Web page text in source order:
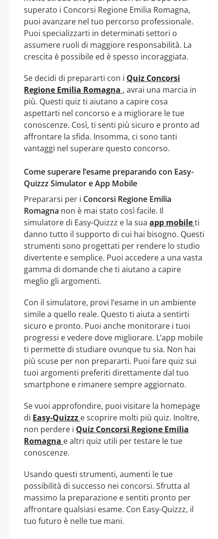
superato i Concorsi Regione Emilia Romagna,
puoi avanzare nel tuo percorso professionale.
Puoi specializzarti in determinati settori o
assumere ruoli di maggiore responsabilità. La
crescita è possibile ed è spesso incoraggiata.
Se decidi di prepararti con i Quiz Concorsi
Regione Emilia Romagna , avrai una marcia in
più. Questi quiz ti aiutano a capire cosa
aspettarti nel concorso e a migliorare le tue
conoscenze. Così, ti senti più sicuro e pronto ad
affrontare la sfida. Insomma, ci sono tanti
vantaggi nel superare questo concorso.
Come superare l’esame preparando con Easy-
Quizzz Simulator e App Mobile
Prepararsi per i Concorsi Regione Emilia
Romagna non è mai stato così facile. Il
simulatore di Easy-Quizzz e la sua app mobileti
danno tutto il supporto di cui hai bisogno. Questi
strumenti sono progettati per rendere lo studio
divertente e semplice. Puoi accedere a una vasta
gamma di domande che ti aiutano a capire
meglio gli argomenti.
Con il simulatore, provi l’esame in un ambiente
simile a quello reale. Questo ti aiuta a sentirti
sicuro e pronto. Puoi anche monitorare i tuoi
progressi e vedere dove migliorare. L’app mobile
ti permette di studiare ovunque tu sia. Non hai
più scuse per non prepararti. Puoi fare quiz sui
tuoi argomenti preferiti direttamente dal tuo
smartphone e rimanere sempre aggiornato.
Se vuoi approfondire, puoi visitare la homepage
di Easy-Quizzz e scoprire molti più quiz. Inoltre,
non perdere i Quiz Concorsi Regione Emilia
Romagna e altri quiz utili per testare le tue
conoscenze.
Usando questi strumenti, aumenti le tue
possibilità di successo nei concorsi. Sfrutta al
massimo la preparazione e sentiti pronto per
affrontare qualsiasi esame. Con Easy-Quizzz, il
tuo futuro è nelle tue mani.